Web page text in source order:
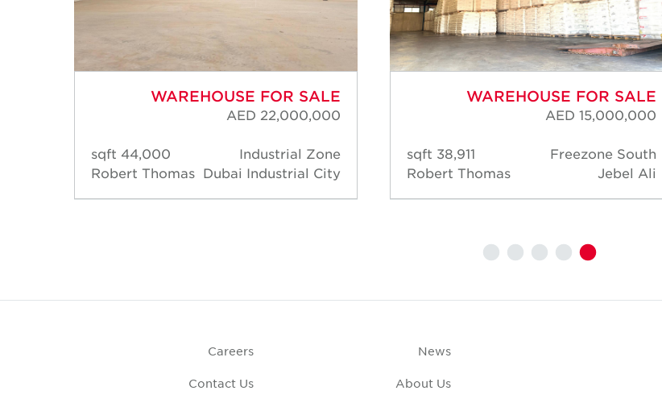
WAREHOUSE FOR SALE
AED 15,000,000
Freezone South
Jebel Ali
38,911 sqft
Robert Thomas
WAREHOUSE FOR SALE
AED 22,000,000
Industrial Zone
Dubai Industrial City
44,000 sqft
Robert Thomas
News
About Us
Careers
Contact Us